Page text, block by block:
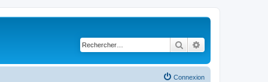
Rechercher
Connexion